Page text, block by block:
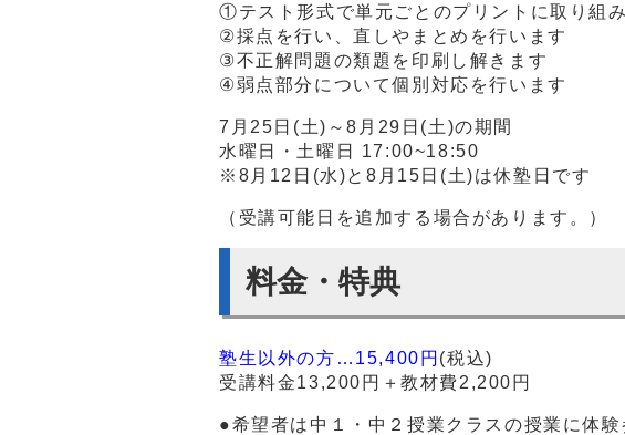
①テスト形式で単元ごとのプリントに取り組
②採点を行い、直しやまとめを行います
③不正解問題の類題を印刷し解きます
④弱点部分について個別対応を行います
7月25日(土)～8月29日(土)の期間
水曜日・土曜日 17:00~18:50
※8月12日(水)と8月15日(土)は休塾日です
（受講可能日を追加する場合があります。）
料金・特典
塾生以外の方…15,400円 (税込)
受講料金13,200円＋教材費2,200円
●希望者は中１・中２授業クラスの授業に体験